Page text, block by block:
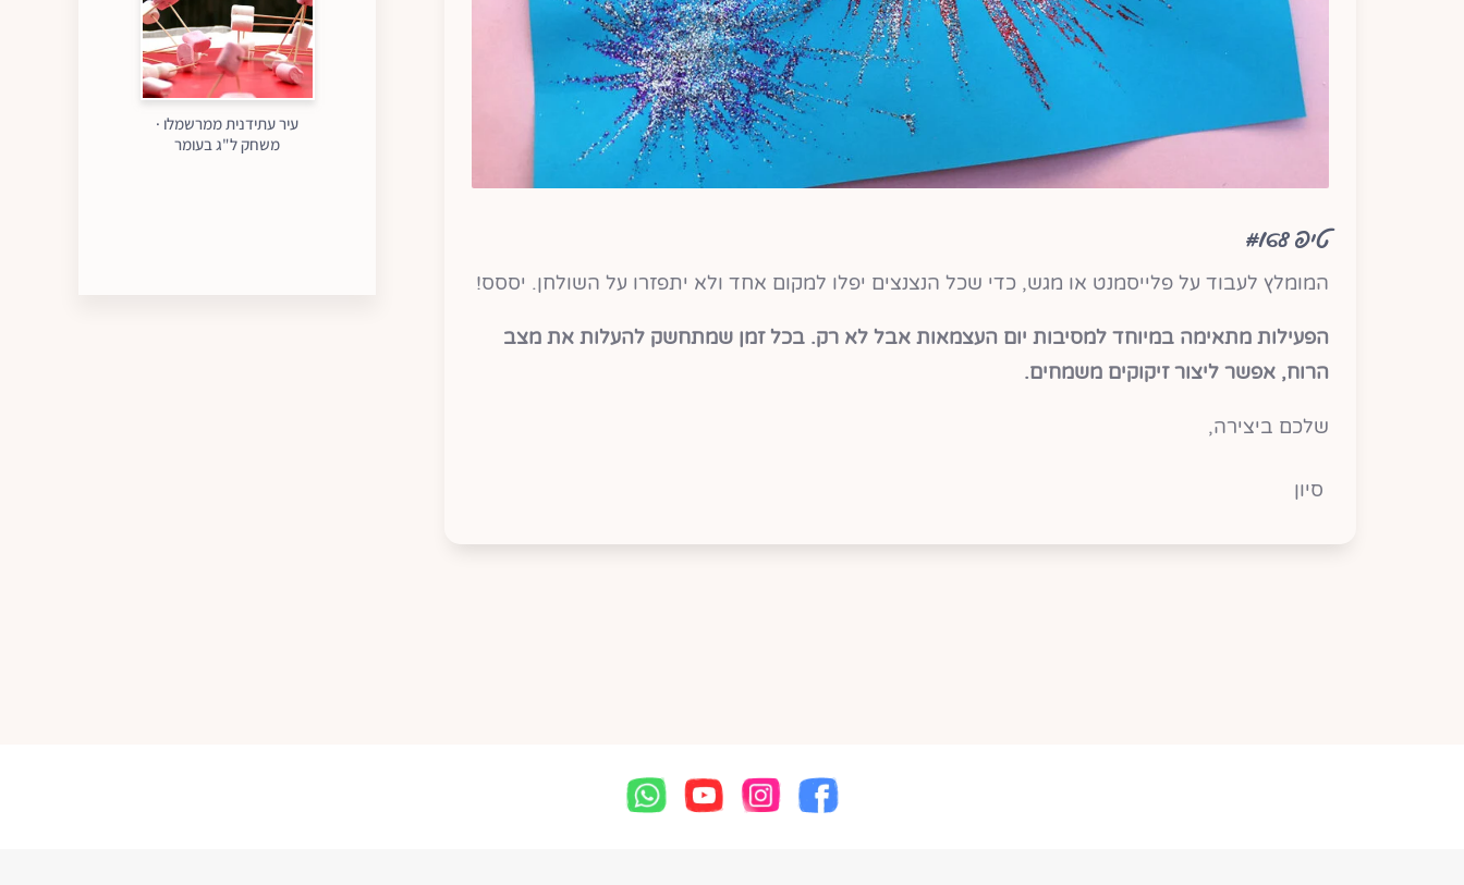
עיר עתידנית ממרשמלו ·
משחק ל"ג בעומר
טיפ #168
המומלץ לעבוד על פלייסמנט או מגש, כדי שכל הנצנצים יפלו למקום אחד ולא יתפזרו על השולחן. יססס!
הפעילות מתאימה במיוחד למסיבות יום העצמאות אבל לא רק. בכל זמן שמתחשק להעלות את מצב
הרוח, אפשר ליצור זיקוקים משמחים.
שלכם ביצירה,
סיון